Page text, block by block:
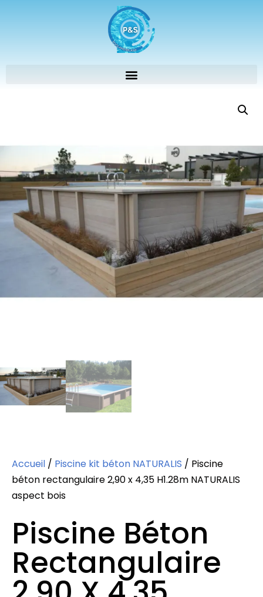
Accueil / Piscine kit béton NATURALIS / Piscine
béton rectangulaire 2,90 x 4,35 H1.28m NATURALIS
aspect bois
Piscine Béton
Rectangulaire